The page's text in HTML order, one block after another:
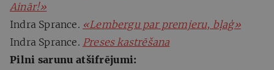
Ainār!»
Indra Sprance. «Lembergu par premjeru, bļaģ»
Indra Sprance. Preses kastrēšana
Pilni sarunu atšifrējumi: